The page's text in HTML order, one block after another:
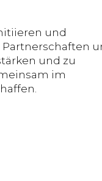
und
und zu
im